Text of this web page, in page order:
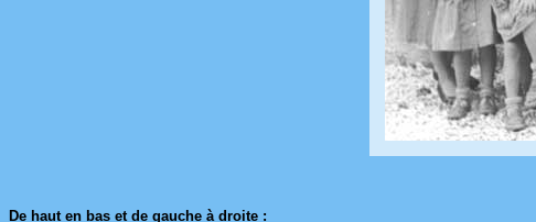
De haut en bas et de gauche à droite :